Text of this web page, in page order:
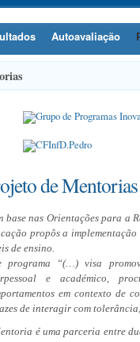
Autoavaliação
de Mentorias
base nas Orientações para a
propôs a
de ensino.
programa
“(…) visa
e académico,
em contexto de
de interagir com
é uma parceria entre